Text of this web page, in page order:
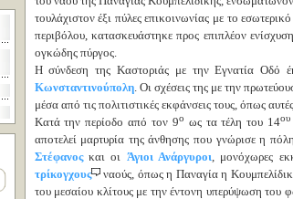
τουλάχιστον έξι πύλες επικοινωνίας με το
περιβόλου, κατασκευάστηκε προς επιπλέον
ογκώδης πύργος.
Η σύνδεση της Kαστοριάς με την Εγνατία Οδό
Kωνσταντινούπολη. Οι σχέσεις της με την
μέσα από τις πολιτιστικές εκφάνσεις τους, όπως
Κατά την περίοδο από τον 9ο ως τα τέλη του 14ου
αποτελεί μαρτυρία της άνθησης που γνώρισε η
Στέφανοςκαι οι Άγιοι Ανάργυροι, μονόχωρες
τρίκογχους
ναούς, όπως η Παναγία η
του μεσαίου κλίτους με την έντονη υπερύψωση